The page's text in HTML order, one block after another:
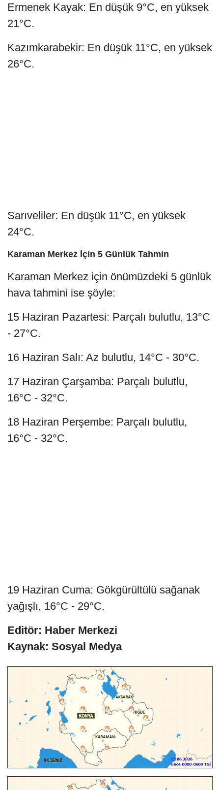
Ermenek Kayak: En düşük 9°C, en yüksek
21°C.
Kazımkarabekir: En düşük 11°C, en yüksek
26°C.
Sarıveliler: En düşük 11°C, en yüksek
24°C.
Karaman Merkez İçin 5 Günlük Tahmin
Karaman Merkez için önümüzdeki 5 günlük
hava tahmini ise şöyle:
15 Haziran Pazartesi: Parçalı bulutlu, 13°C
- 27°C.
16 Haziran Salı: Az bulutlu, 14°C - 30°C.
17 Haziran Çarşamba: Parçalı bulutlu,
16°C - 32°C.
18 Haziran Perşembe: Parçalı bulutlu,
16°C - 32°C.
19 Haziran Cuma: Gökgürültülü sağanak
yağışlı, 16°C - 29°C.
Editör: Haber Merkezi
Kaynak: Sosyal Medya